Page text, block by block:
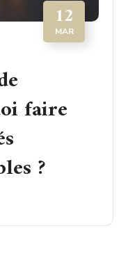
12
MAR
faire
?